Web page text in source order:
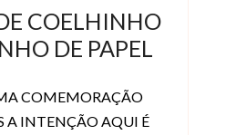
COELHINHO
DE PAPEL
COMEMORAÇÃO
A INTENÇÃO AQUI É